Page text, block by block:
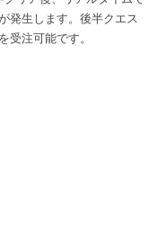
発生します。後半クエス
受注可能です。